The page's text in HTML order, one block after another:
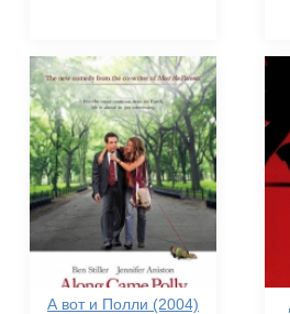
А вот и Полли (2004)